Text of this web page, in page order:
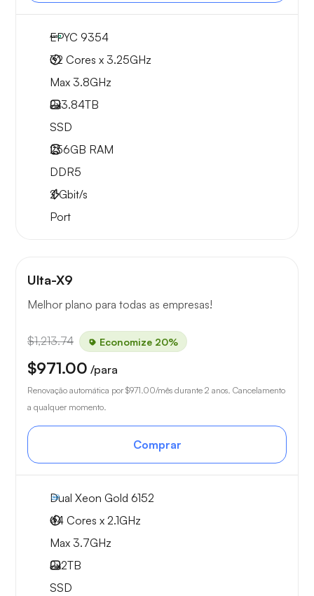
EPYC 9354
32 Cores x 3.25GHz
Max 3.8GHz
2x3.84TB
SSD
256GB RAM
DDR5
2Gbit/s
Port
Ulta-X9
Melhor plano para todas as empresas!
$1,213.74 Economize 20%
$971.00 /para
Renovação automática por $971.00/mês durante 2 anos. Cancelamento
a qualquer momento.
Comprar
Dual Xeon Gold 6152
44 Cores x 2.1GHz
Max 3.7GHz
2x2TB
SSD